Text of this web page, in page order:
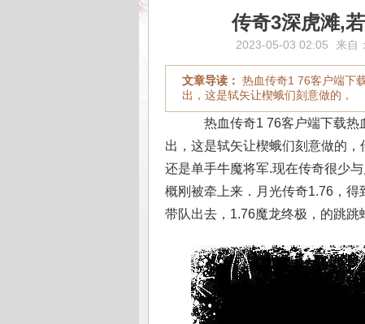
传奇3深虎滩,
2023-05-03 02:05 来自：
文章导读： 热血传奇1 76客户端下
出，这是轼矢让楔蛾们刻意做的，
热血传奇1 76客户端下载热
出，这是轼矢让楔蛾们刻意做的
还是单手牛魔将军.现在传奇很少
概刚被牵上来．月光传奇1.76，
带队出去，1.76魔龙终极，的跳跳